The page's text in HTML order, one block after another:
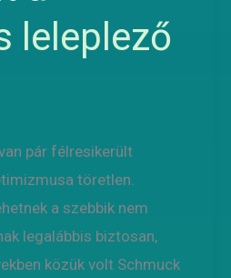
leleplező
pár félresikerült
töretlen.
a szebbik nem
legalábbis biztosan,
közük volt Schmuck